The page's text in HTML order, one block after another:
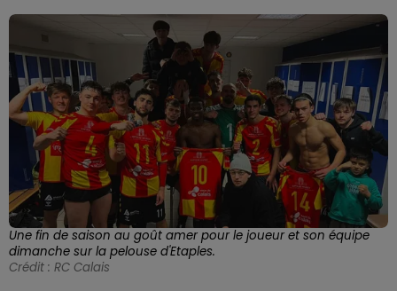
Une fin de saison au goût amer pour le joueur et son équipe
dimanche sur la pelouse d'Etaples.
Crédit : RC Calais